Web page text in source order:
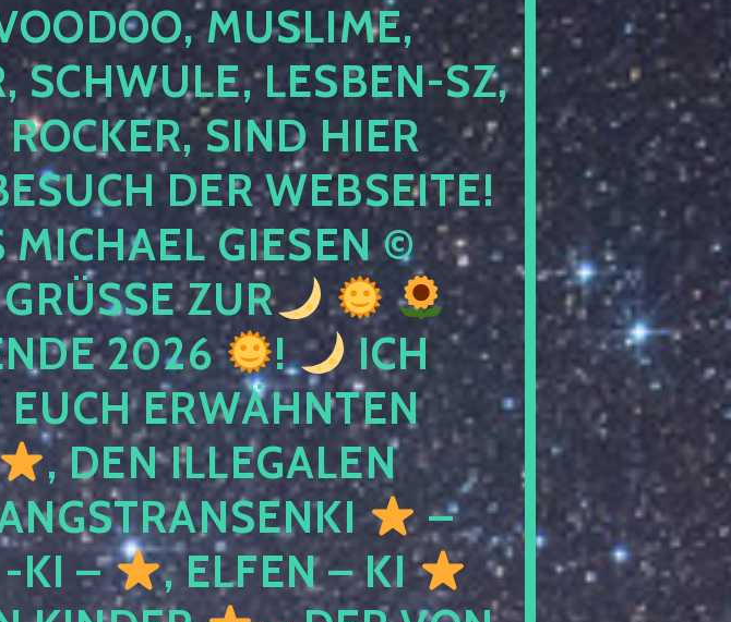
MUSLIME,
SCHWULE, LESBEN-SZ,
SIND HIER
DER WEBSEITE!
MICHAEL GIESEN ©
ZUR
2026
!
ICH
ERWÄHNTEN
, DEN ILLEGALEN
–
-KI –
, ELFEN – KI